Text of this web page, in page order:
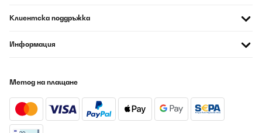
Клиентска поддръжка
Информация
Метод на плащане